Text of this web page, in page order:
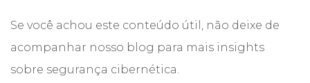
Se você achou este conteúdo útil, não deixe de
acompanhar nosso blog para mais insights
sobre segurança cibernética.